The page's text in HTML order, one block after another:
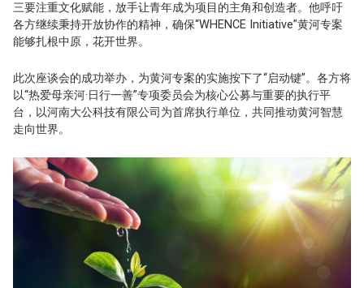
三要注重文化赋能，放手让青年成为项目的主角和创造者。他呼吁
各方继续秉持开放协作的精神，确保“WHENCE Initiative”黄河专案
能够扎根中原，花开世界。
此次座谈会的成功举办，为黄河专案的实施按下了“启动键”。各方将
以“热爱母亲河·日行一善”专项委员会为核心公募与重要的执行平
台，以河南大公科技有限公司为首席执行单位，共同推动黄河智慧
走向世界。